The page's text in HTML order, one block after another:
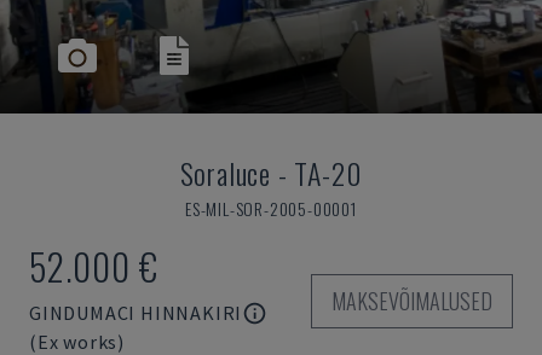
Soraluce - TA-20
ES-MIL-SOR-2005-00001
52.000 €
GINDUMACI HINNAKIRI
(Ex works)
MAKSEVÕIMALUSED